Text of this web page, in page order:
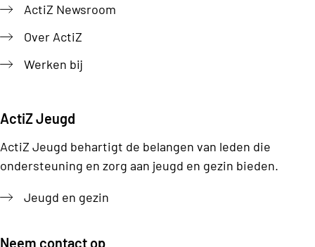
ActiZ Newsroom
Over ActiZ
Werken bij
ActiZ Jeugd
ActiZ Jeugd behartigt de belangen van leden die
ondersteuning en zorg aan jeugd en gezin bieden.
Jeugd en gezin
Neem contact op